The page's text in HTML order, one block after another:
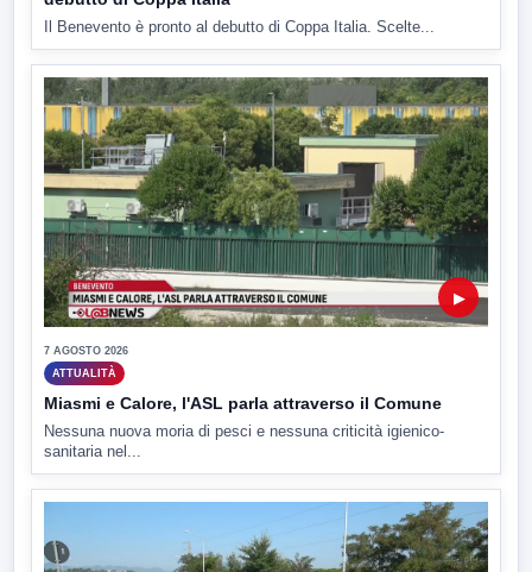
Il Benevento è pronto al debutto di Coppa Italia. Scelte...
▶
7 AGOSTO 2026
ATTUALITÀ
Miasmi e Calore, l'ASL parla attraverso il Comune
Nessuna nuova moria di pesci e nessuna criticità igienico-
sanitaria nel...